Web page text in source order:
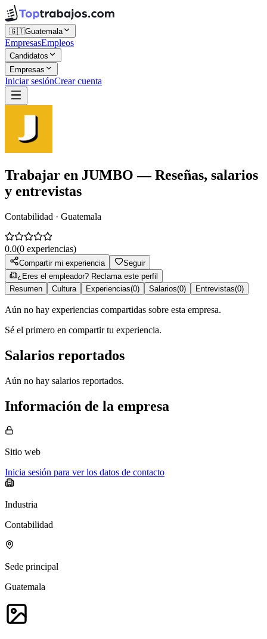
🇬🇹Guatemala
EmpresasEmpleos
Candidatos
Empresas
Iniciar sesiónCrear cuenta
Trabajar en JUMBO — Reseñas, salarios
y entrevistas
Contabilidad · Guatemala
0.0(0 experiencias)
Compartir mi experiencia
Seguir
¿Eres el empleador? Reclama este perfil
Resumen
Cultura Experiencias(0) Salarios(0) Entrevistas(0)
Aún no hay experiencias compartidas sobre esta empresa.
Sé el primero en compartir tu experiencia.
Salarios reportados
Aún no hay salarios reportados.
Información de la empresa
Sitio web
Inicia sesión para ver los datos de contacto
Industria
Contabilidad
Sede principal
Guatemala